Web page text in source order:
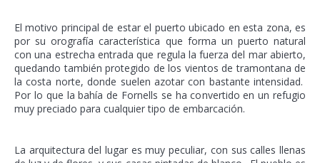
El motivo principal de estar el puerto ubicado en esta zona, es
por su orografía característica que forma un puerto natural
con una estrecha entrada que regula la fuerza del mar abierto,
quedando también protegido de los vientos de tramontana de
la costa norte, donde suelen azotar con bastante intensidad.
Por lo que la bahía de Fornells se ha convertido en un refugio
muy preciado para cualquier tipo de embarcación.
La arquitectura del lugar es muy peculiar, con sus calles llenas